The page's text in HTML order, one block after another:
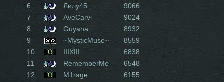
6
Лилу45
9066
7
AveCarvi
9024
8
Guyana
8932
9
~MysticMuse~
8559
10
IIIXIII
6838
11
RememberMe
6548
12
M1rage 6155